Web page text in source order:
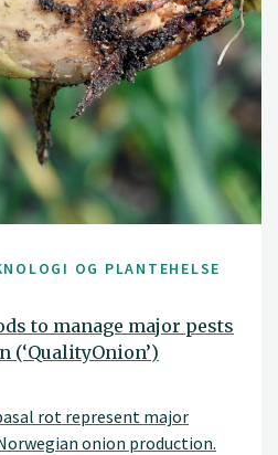
OG PLANTEHELSE
to manage major pests
(‘QualityOnion’)
rot represent major
onion production.